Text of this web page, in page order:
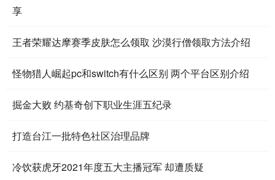
享
王者荣耀达摩赛季皮肤怎么领取 沙漠行僧领取方法介绍
怪物猎人崛起pc和switch有什么区别 两个平台区别介绍
掘金大败 约基奇创下职业生涯五纪录
打造台江一批特色社区治理品牌
冷饮获虎牙2021年度五大主播冠军 却遭质疑